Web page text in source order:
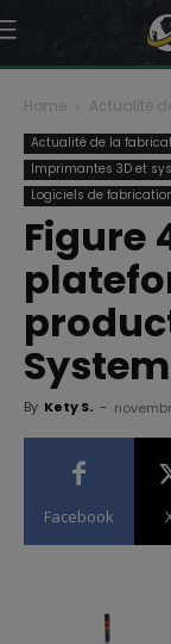
Home Actualité
Actualité de la
Imprimantes 3D et
Logiciels de
Figure
By Kety S. -
Facebook